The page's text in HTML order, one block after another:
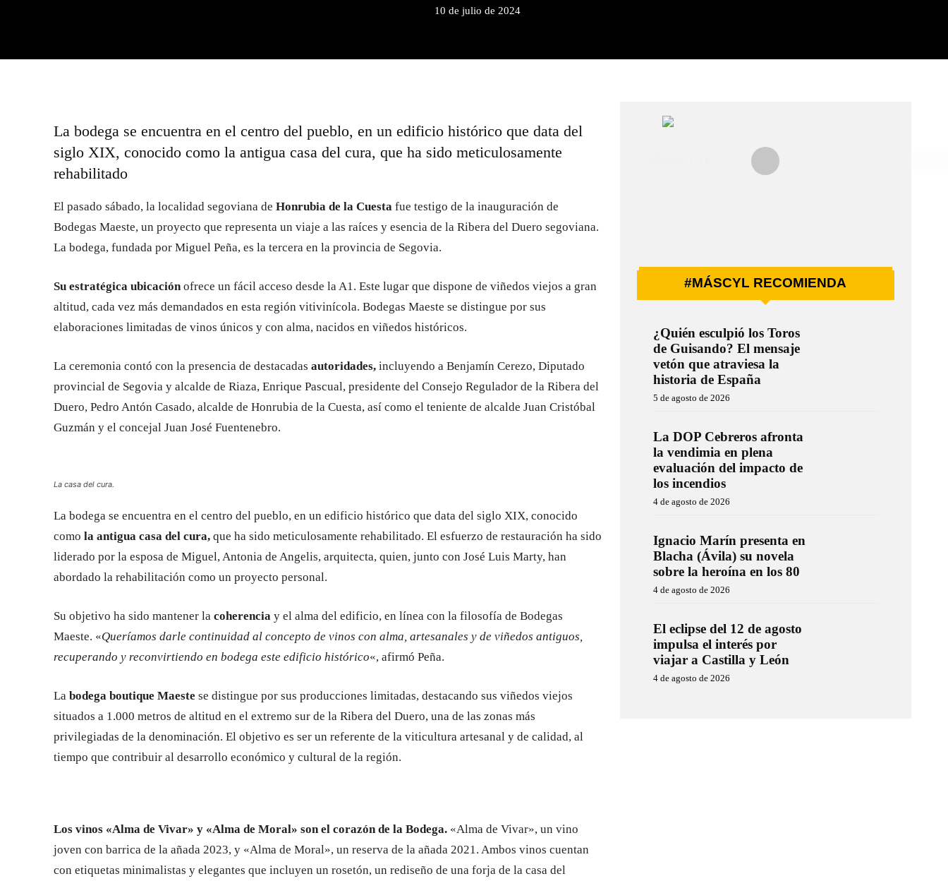
10 de julio de 2024
La bodega se encuentra en el centro del pueblo, en un edificio histórico que data del
siglo XIX, conocido como la antigua casa del cura, que ha sido meticulosamente
rehabilitado
El pasado sábado, la localidad segoviana de Honrubia de la Cuesta fue testigo de la inauguración de
Bodegas Maeste, un proyecto que representa un viaje a las raíces y esencia de la Ribera del Duero segoviana.
La bodega, fundada por Miguel Peña, es la tercera en la provincia de Segovia.
Su estratégica ubicación ofrece un fácil acceso desde la A1. Este lugar que dispone de viñedos viejos a gran
altitud, cada vez más demandados en esta región vitivinícola. Bodegas Maeste se distingue por sus
elaboraciones limitadas de vinos únicos y con alma, nacidos en viñedos históricos.
La ceremonia contó con la presencia de destacadas autoridades, incluyendo a Benjamín Cerezo, Diputado
provincial de Segovia y alcalde de Riaza, Enrique Pascual, presidente del Consejo Regulador de la Ribera del
Duero, Pedro Antón Casado, alcalde de Honrubia de la Cuesta, así como el teniente de alcalde Juan Cristóbal
Guzmán y el concejal Juan José Fuentenebro.
La casa del cura.
La bodega se encuentra en el centro del pueblo, en un edificio histórico que data del siglo XIX, conocido
como la antigua casa del cura, que ha sido meticulosamente rehabilitado. El esfuerzo de restauración ha sido
liderado por la esposa de Miguel, Antonia de Angelis, arquitecta, quien, junto con José Luis Marty, han
abordado la rehabilitación como un proyecto personal.
Su objetivo ha sido mantener la coherencia y el alma del edificio, en línea con la filosofía de Bodegas
Maeste. «Queríamos darle continuidad al concepto de vinos con alma, artesanales y de viñedos antiguos,
recuperando y reconvirtiendo en bodega este edificio histórico«, afirmó Peña.
La bodega boutique Maeste se distingue por sus producciones limitadas, destacando sus viñedos viejos
situados a 1.000 metros de altitud en el extremo sur de la Ribera del Duero, una de las zonas más
privilegiadas de la denominación. El objetivo es ser un referente de la viticultura artesanal y de calidad, al
tiempo que contribuir al desarrollo económico y cultural de la región.
Los vinos «Alma de Vivar» y «Alma de Moral» son el corazón de la Bodega. «Alma de Vivar», un vino
joven con barrica de la añada 2023, y «Alma de Moral», un reserva de la añada 2021. Ambos vinos cuentan
con etiquetas minimalistas y elegantes que incluyen un rosetón, un rediseño de una forja de la casa del
#MÁSCYL RECOMIENDA
¿Quién esculpió los Toros
de Guisando? El mensaje
vetón que atraviesa la
historia de España
5 de agosto de 2026
La DOP Cebreros afronta
la vendimia en plena
evaluación del impacto de
los incendios
4 de agosto de 2026
Ignacio Marín presenta en
Blacha (Ávila) su novela
sobre la heroína en los 80
4 de agosto de 2026
El eclipse del 12 de agosto
impulsa el interés por
viajar a Castilla y León
4 de agosto de 2026